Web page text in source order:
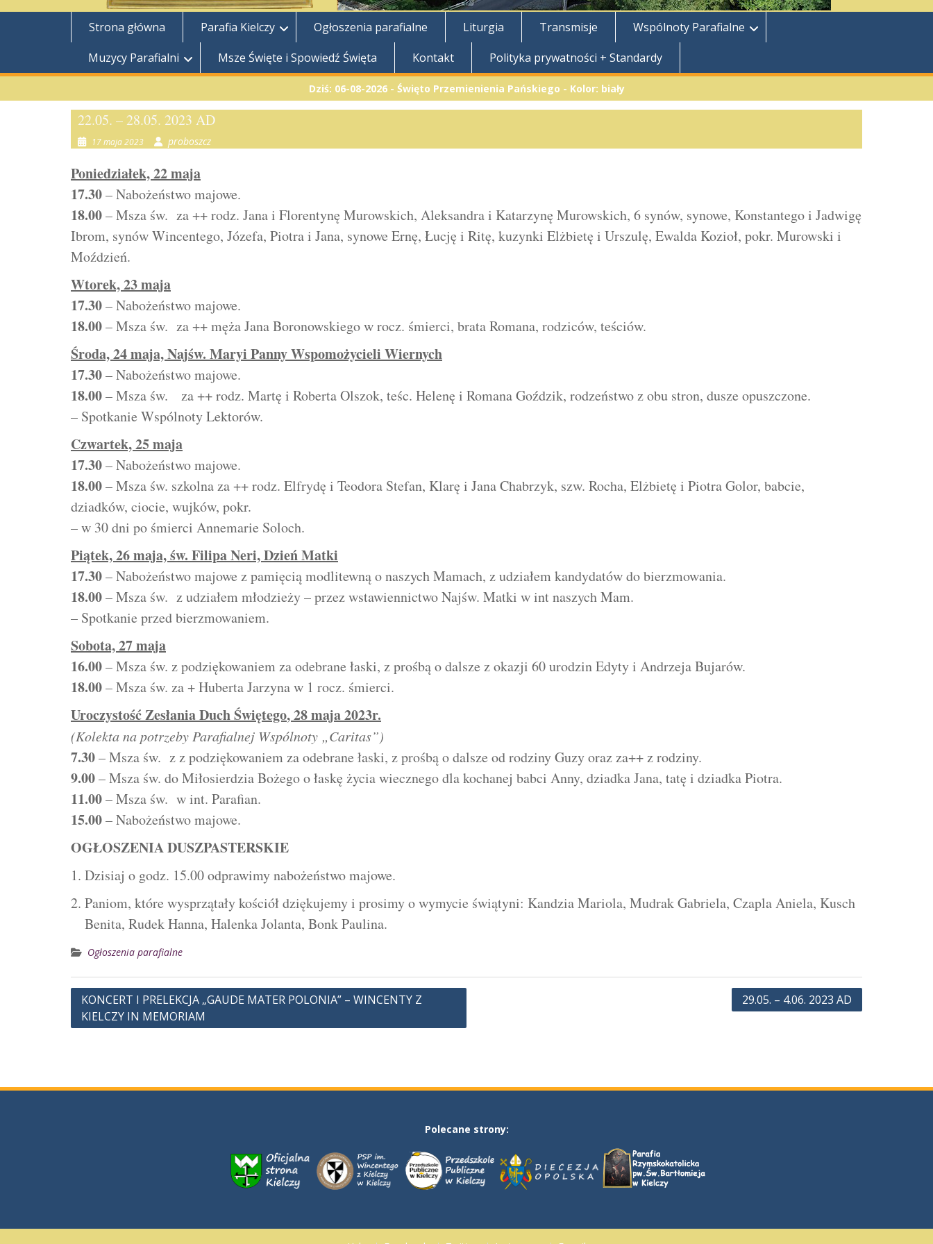
Strona główna Parafia Kielczy Ogłoszenia parafialne Liturgia Transmisje
Wspólnoty Parafialne
Muzycy Parafialni
Msze Święte i Spowiedź Święta Kontakt Polityka prywatności + Standardy
Dziś: 06-08-2026- Święto Przemienienia Pańskiego - Kolor: biały
22.05. – 28.05. 2023 AD
17 maja 2023 proboszcz
Poniedziałek, 22 maja
17.30– Nabożeństwo majowe.
18.00– Msza św. za ++ rodz. Jana i Florentynę Murowskich, Aleksandra i Katarzynę Murowskich, 6 synów, synowe, Konstantego i Jadwigę
Ibrom, synów Wincentego, Józefa, Piotra i Jana, synowe Ernę, Łucję i Ritę, kuzynki Elżbietę i Urszulę, Ewalda Kozioł, pokr. Murowski i
Moździeń.
Wtorek, 23 maja
17.30– Nabożeństwo majowe.
18.00– Msza św. za ++ męża Jana Boronowskiego w rocz. śmierci, brata Romana, rodziców, teściów.
Środa, 24maja, Najśw. Maryi Panny Wspomożycieli Wiernych
17.30– Nabożeństwo majowe.
18.00– Msza św. za ++ rodz. Martę i Roberta Olszok, teśc. Helenę i Romana Goździk, rodzeństwo z obu stron, dusze opuszczone.
– Spotkanie Wspólnoty Lektorów.
Czwartek, 25 maja
17.30– Nabożeństwo majowe.
18.00– Msza św. szkolna za ++ rodz. Elfrydę i Teodora Stefan, Klarę i Jana Chabrzyk, szw. Rocha, Elżbietę i Piotra Golor, babcie,
dziadków, ciocie, wujków, pokr.
– w 30 dni po śmierci Annemarie Soloch.
Piątek, 26 maja, św. Filipa Neri, Dzień Matki
17.30– Nabożeństwo majowe z pamięcią modlitewną o naszych Mamach, z udziałem kandydatów do bierzmowania.
18.00– Msza św. z udziałem młodzieży – przez wstawiennictwo Najśw. Matki w int naszych Mam.
– Spotkanie przed bierzmowaniem.
Sobota, 27 maja
16.00– Msza św. z podziękowaniem za odebrane łaski, z prośbą o dalsze z okazji 60 urodzin Edyty i Andrzeja Bujarów.
18.00– Msza św. za + Huberta Jarzyna w 1 rocz. śmierci.
Uroczystość Zesłania Duch Świętego, 28 maja 2023r.
(Kolekta na potrzeby Parafialnej Wspólnoty „Caritas”)
7.30– Msza św. z z podziękowaniem za odebrane łaski, z prośbą o dalsze od rodziny Guzy oraz za++ z rodziny.
9.00– Msza św. do Miłosierdzia Bożego o łaskę życia wiecznego dla kochanej babci Anny, dziadka Jana, tatę i dziadka Piotra.
11.00– Msza św. w int. Parafian.
15.00– Nabożeństwo majowe.
OGŁOSZENIA DUSZPASTERSKIE
Dzisiaj o godz. 15.00 odprawimy nabożeństwo majowe.
Paniom, które wysprzątały kościół dziękujemy i prosimy o wymycie świątyni: Kandzia Mariola, Mudrak Gabriela, Czapla Aniela, Kusch
Benita, Rudek Hanna, Halenka Jolanta, Bonk Paulina.
Ogłoszenia parafialne
Nawigacja
wpisu
KONCERT I PRELEKCJA „GAUDE MATER POLONIA” – WINCENTY Z
KIELCZY IN MEMORIAM
29.05. – 4.06. 2023 AD
Polecane strony: